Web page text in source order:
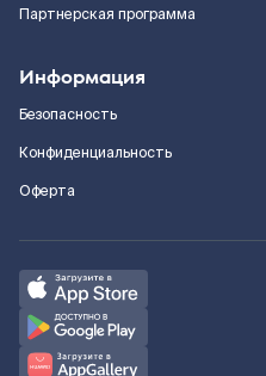
Партнерская программа
Информация
Безопасность
Конфиденциальность
Оферта